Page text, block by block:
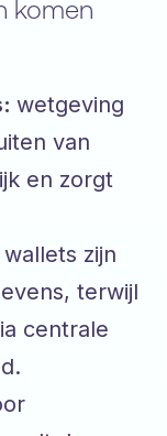
komen
wetgeving
van
en zorgt
wallets zijn
terwijl
centrale